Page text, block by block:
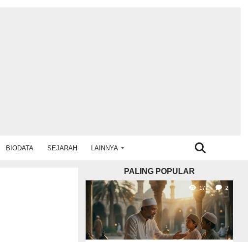
BIODATA SEJARAH LAINNYA
PALING POPULAR
177 2